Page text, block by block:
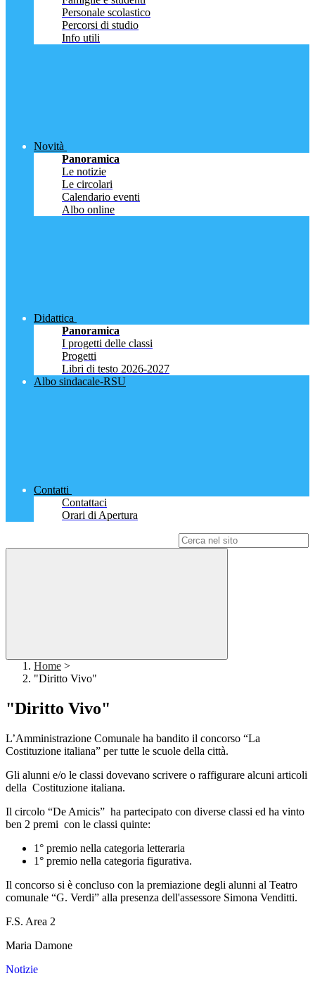
Personale scolastico
Percorsi di studio
Info utili
Novità
Panoramica
Le notizie
Le circolari
Calendario eventi
Albo online
Didattica
Panoramica
I progetti delle classi
Progetti
Libri di testo 2026-2027
Albo sindacale-RSU
Contatti
Contattaci
Orari di Apertura
Home >
"Diritto Vivo"
"Diritto Vivo"
L’Amministrazione Comunale ha bandito il concorso “La
Costituzione italiana” per tutte le scuole della città.
Gli alunni e/o le classi dovevano scrivere o raffigurare alcuni articoli
della Costituzione italiana.
Il circolo “De Amicis” ha partecipato con diverse classi ed ha vinto
ben 2 premi con le classi quinte:
1° premio nella categoria letteraria
1° premio nella categoria figurativa.
Il concorso si è concluso con la premiazione degli alunni al Teatro
comunale “G. Verdi” alla presenza dell'assessore Simona Venditti.
F.S. Area 2
Maria Damone
Notizie